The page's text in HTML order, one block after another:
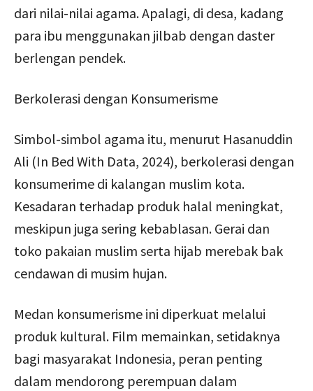
dari nilai-nilai agama. Apalagi, di desa, kadang
para ibu menggunakan jilbab dengan daster
berlengan pendek.
Berkolerasi dengan Konsumerisme
Simbol-simbol agama itu, menurut Hasanuddin
Ali (In Bed With Data, 2024), berkolerasi dengan
konsumerime di kalangan muslim kota.
Kesadaran terhadap produk halal meningkat,
meskipun juga sering kebablasan. Gerai dan
toko pakaian muslim serta hijab merebak bak
cendawan di musim hujan.
Medan konsumerisme ini diperkuat melalui
produk kultural. Film memainkan, setidaknya
bagi masyarakat Indonesia, peran penting
dalam mendorong perempuan dalam